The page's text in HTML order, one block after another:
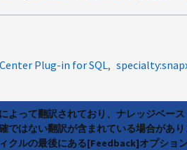
Plug-in for SQL
よって翻訳されており、ナレッジベー
ではない翻訳が含まれている場合があ
クルの最後にある[Feedback]オプショ